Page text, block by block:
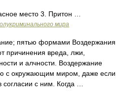
место 3. Притон …
мира
пятью формами Воздержания
причинения вреда, лжи,
и алчности. Воздержание
с окружающим миром, даже если
с ним. Когда …